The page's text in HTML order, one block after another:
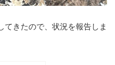
てきたので、状況を報告しま